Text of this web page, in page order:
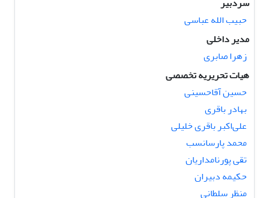
حبیب الله عباسی
مدیر داخلی
زهرا صابری
هیات تحریریه تخصصی
حسین آقاحسینی
بهادر باقری
علی‌اکبر باقری خلیلی
محمد پارسانسب
تقی پورنامداریان
حکیمه دبیران
منظر سلطانی